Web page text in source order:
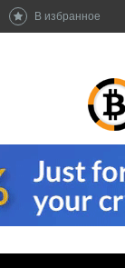
В избранное